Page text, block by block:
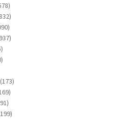
578
produkter
4832
produkter
9990
produkter
1937
2805
produkter
80
173173
169
291
produkter
199199